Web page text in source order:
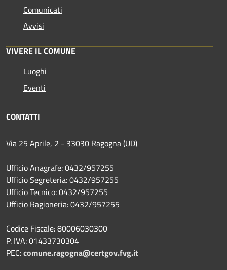
Comunicati
Avvisi
VIVERE IL COMUNE
Luoghi
Eventi
CONTATTI
Via 25 Aprile, 2 - 33030 Ragogna (UD)
Ufficio Anagrafe: 0432/957255
Ufficio Segreteria: 0432/957255
Ufficio Tecnico: 0432/957255
Ufficio Ragioneria: 0432/957255
Codice Fiscale: 80006030300
P. IVA: 01433730304
PEC:comune.ragogna@certgov.fvg.it